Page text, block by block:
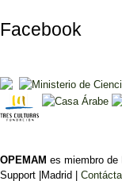
Facebook
OPEMAM es miembro de
Support |Madrid |